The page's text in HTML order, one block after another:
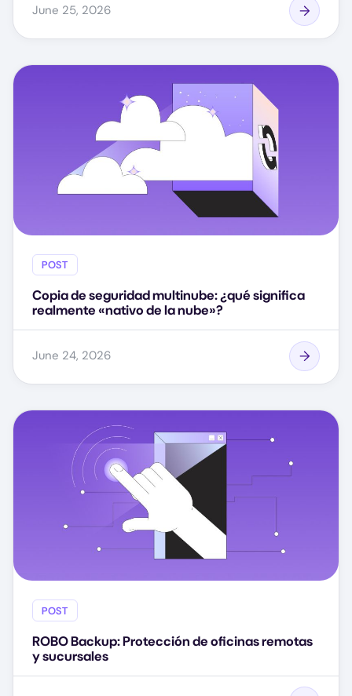
June 25, 2026
POST
Copia de seguridad multinube: ¿qué significa
realmente «nativo de la nube»?
June 24, 2026
POST
ROBO Backup: Protección de oficinas remotas
y sucursales